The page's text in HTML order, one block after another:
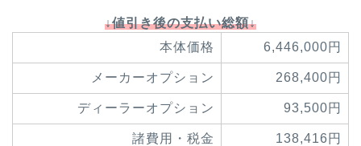
↓値引き後の支払い総額↓
本体価格
6,446,000円
メーカーオプション 268,400円
ディーラーオプション 93,500円
諸費用・税金 138,416円